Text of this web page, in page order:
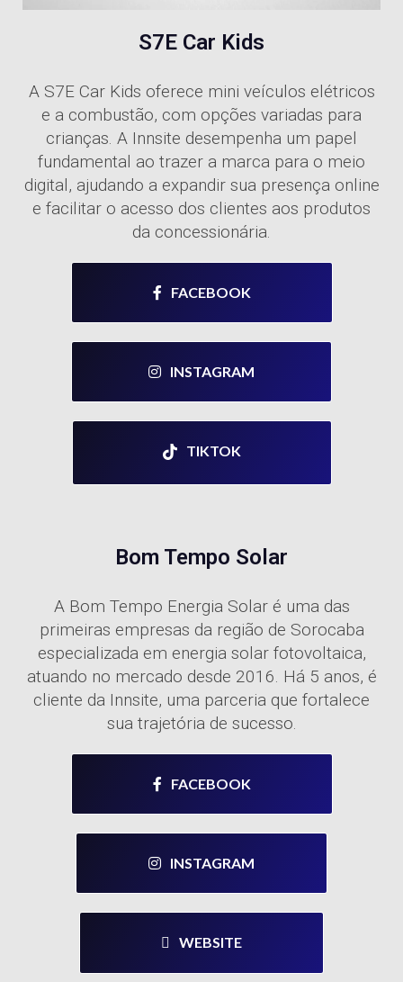
S7E Car Kids
A S7E Car Kids oferece mini veículos elétricos
e a combustão, com opções variadas para
crianças. A Innsite desempenha um papel
fundamental ao trazer a marca para o meio
digital, ajudando a expandir sua presença online
e facilitar o acesso dos clientes aos produtos
da concessionária.
FACEBOOK
INSTAGRAM
TIKTOK
Bom Tempo Solar
A Bom Tempo Energia Solar é uma das
primeiras empresas da região de Sorocaba
especializada em energia solar fotovoltaica,
atuando no mercado desde 2016. Há 5 anos, é
cliente da Innsite, uma parceria que fortalece
sua trajetória de sucesso.
FACEBOOK
INSTAGRAM
WEBSITE